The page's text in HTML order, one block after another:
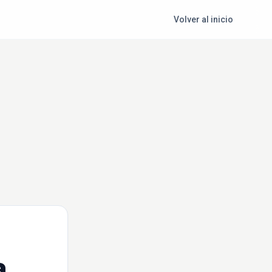
Volver al inicio